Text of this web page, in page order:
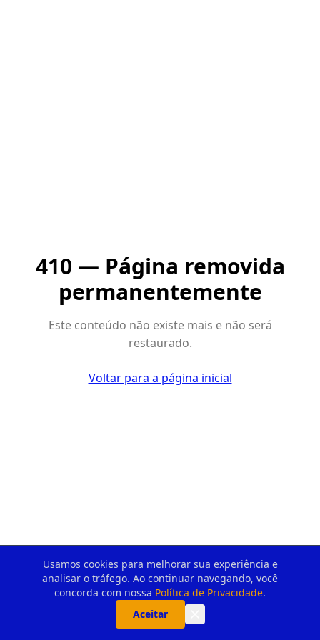
Usamos cookies para melhorar sua experiência e
analisar o tráfego. Ao continuar navegando, você
concorda com nossa Política de Privacidade.
Aceitar
410 — Página removida
permanentemente
Este conteúdo não existe mais e não será
restaurado.
Voltar para a página inicial